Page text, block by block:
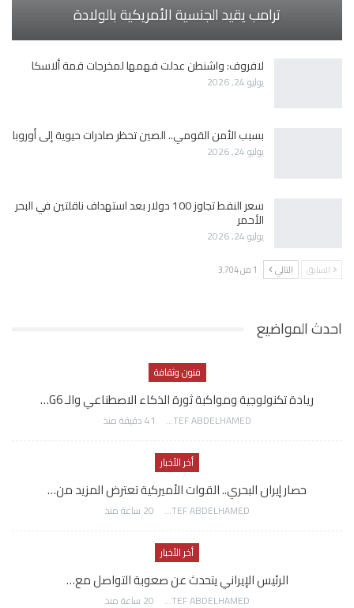
ترامب يقيد الجنسية الأمريكية بالولادة
لافروف: واشنطن عدلت فهمها لمخرجات قمة ألاسكا
يوليو 24, 2026
بسبب الأمن القومي.. الصين تحظر صادرات حيوية إلى أوروبا
يوليو 24, 2026
سعر النفط تجاوز 100 دولار بعد استهداف ناقلتين في البحر
الأحمر
يوليو 24, 2026
السابق التالي 1 من 3٬704
احدث المواضيع
فنون وثقافة
ريادة تكنولوجية ومواكبة ثورة الذكاء الاصطناعي والـ G6…
AWATEF ABDELHAMED 41 دقيقة منذ
أخر الأخبار
حصار إيران البحري.. القوات الأميركية تعترض المزيد من…
AWATEF ABDELHAMED 20 ساعة منذ
أخر الأخبار
الرئيس الإيراني يتحدث عن صعوبة التواصل مع…
AWATEF ABDELHAMED 20 ساعة منذ